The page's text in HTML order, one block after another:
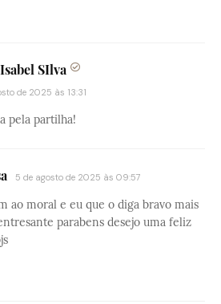
SIlva
de 2025 às 13:31
pela partilha!
5 de agosto de 2025 às 09:57
ao moral e eu que o diga bravo mais
parabens desejo uma feliz